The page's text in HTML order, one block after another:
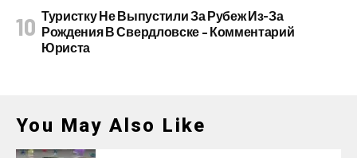
Туристку Не Выпустили За Рубеж Из-За
Рождения В Свердловске – Комментарий
Юриста
You May Also Like